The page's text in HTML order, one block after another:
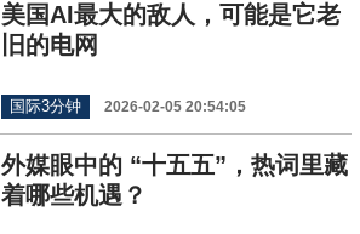
美国AI最大的敌人，可能是它老
旧的电网
国际3分钟 2026-02-05 20:54:05
外媒眼中的 “十五五”，热词里藏
着哪些机遇？